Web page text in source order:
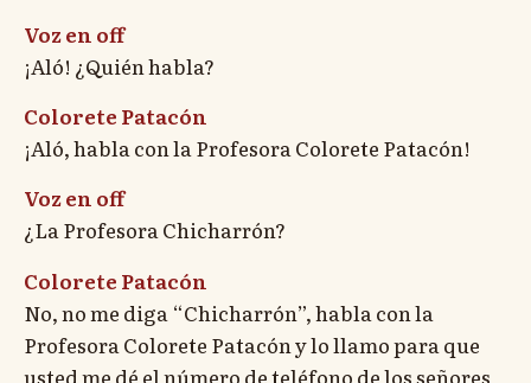
Voz en off
¡Aló! ¿Quién habla?
Colorete Patacón
¡Aló, habla con la Profesora Colorete Patacón!
Voz en off
¿La Profesora Chicharrón?
Colorete Patacón
No, no me diga “Chicharrón”, habla con la
Profesora Colorete Patacón y lo llamo para que
usted me dé el número de teléfono de los señores